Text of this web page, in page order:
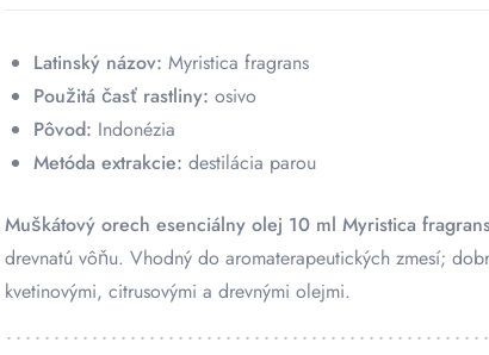
Latinský názov: Myristica fragrans
Použitá časť rastliny: osivo
Pôvod: Indonézia
Metóda extrakcie: destilácia parou
Muškátový orech esenciálny olej 10 ml Myristica
drevnatú vôňu. Vhodný do aromaterapeutických zmesí;
kvetinovými, citrusovými a drevnými olejmi.